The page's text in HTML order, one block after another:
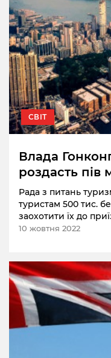
СВІТ
Влада
роздасть пів
Рада з питань
туристам 500 тис.
заохотити їх до
10 жовтня 2022